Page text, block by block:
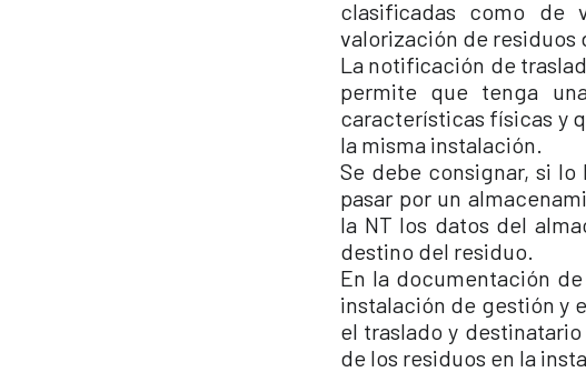
clasificadas como de
valorización de residuos
La notificación de
permite que tenga
características físicas y
la misma instalación.
Se debe consignar, si
pasar por un
la NT los datos del
destino del residuo.
En la documentación
instalación de gestión y
el traslado y
de los residuos en la